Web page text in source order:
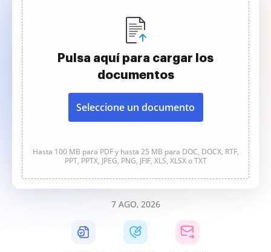
Pulsa aquí para cargar los
documentos
Seleccione un documento
Hasta 100 MB para PDF y hasta 25 MB para DOC, DOCX, RTF,
PPT, PPTX, JPEG, PNG, JFIF, XLS, XLSX o TXT
7 AGO, 2026